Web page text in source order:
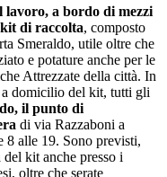
a bordo di mezzi
di raccolta, composto
Smeraldo, utile oltre che
e potature anche per le
Attrezzate della città. In
a domicilio del kit, tutti gli
il punto di
di via Razzaboni a
8 alle 19. Sono previsti,
kit anche presso i
oltre che serate